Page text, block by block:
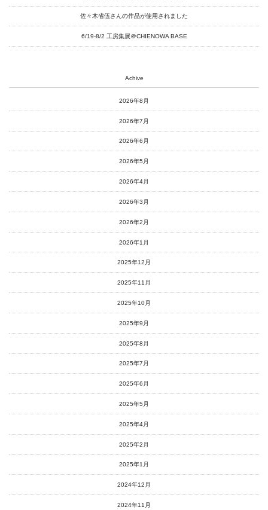
佐々木省伍さんの作品が使用されました
6/19-8/2 工房集展＠CHIENOWA BASE
Achive
2026年8月
2026年7月
2026年6月
2026年5月
2026年4月
2026年3月
2026年2月
2026年1月
2025年12月
2025年11月
2025年10月
2025年9月
2025年8月
2025年7月
2025年6月
2025年5月
2025年4月
2025年2月
2025年1月
2024年12月
2024年11月